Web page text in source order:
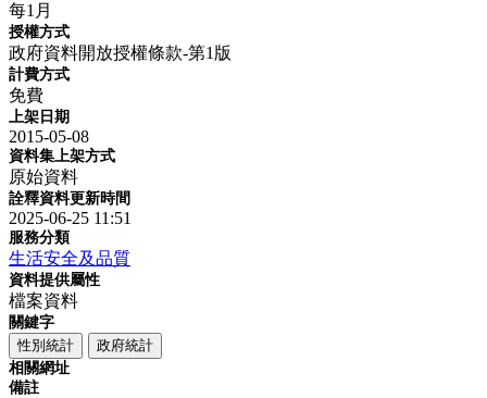
每1月
授權方式
政府資料開放授權條款-第1版
計費方式
免費
上架日期
2015-05-08
資料集上架方式
原始資料
詮釋資料更新時間
2025-06-25 11:51
服務分類
生活安全及品質
資料提供屬性
檔案資料
關鍵字
性別統計
政府統計
相關網址
備註